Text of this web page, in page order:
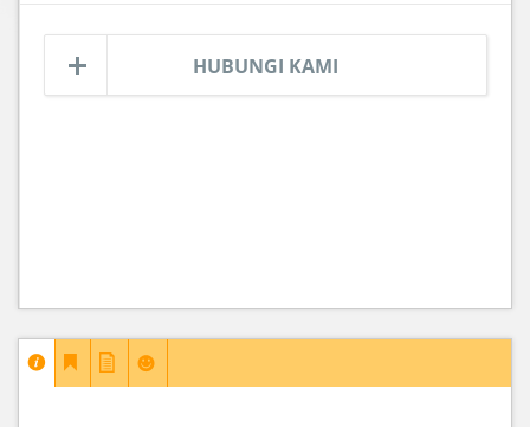
HUBUNGI KAMI